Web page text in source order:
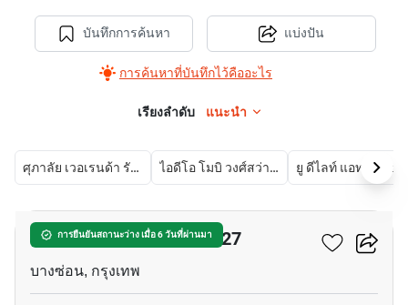
บันทึกการค้นหา
การค้นหาที่บันทึกไว้คืออะไร
แบ่งปัน
เรียงลำดับ แนะนำ
ศุภาลัย เวอเรนด้า รัชวิภา - ประชาชื่น ไอดีโอ โมบิ วงศ์สว่าง อินเตอร์เชนจ์
การยืนยันสถานะว่าง เมื่อ 6 วันที่ผ่านมา
รีเจ้นท์โฮมบางซ่อน เฟส 27
บางซ่อน, กรุงเทพ